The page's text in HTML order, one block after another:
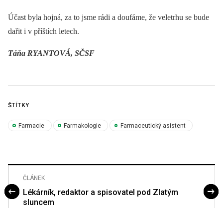
Účast byla hojná, za to jsme rádi a doufáme, že veletrhu se bude
dařit i v příštích letech.
Táňa RYANTOVÁ, SČSF
ŠTÍTKY
Farmacie Farmakologie Farmaceutický asistent
ČLÁNEK
Lékárník, redaktor a spisovatel pod Zlatým
sluncem